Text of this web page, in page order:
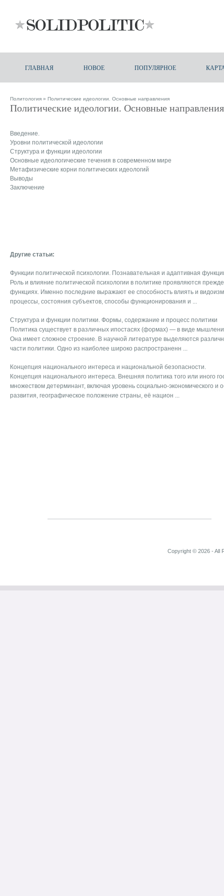
ГЛАВНАЯ НОВОЕ ПОПУЛЯРНОЕ
Политология » Политические идеологии. Основные направления
Политические идеологии. Основные направления
Введение.
Уровни политической идеологии
Структура и функции идеологии
Основные идеологические течения в современном мире
Метафизические корни политических идеологий
Выводы
Заключение
Другие статьи:
Функции политической психологии. Познавательная и адаптивная
Роль и влияние политической психологии в политике проявляются
функциях. Именно последние выражают ее способность влиять и
процессы, состояния субъектов, способы функционирования и ...
Структура и функции политики. Формы, содержание и процесс политики
Политика существует в различных ипостасях (формах) — в виде
Она имеет сложное строение. В научной литературе выделяются
части политики. Одно из наиболее широко распространенн ...
Концепция национального интереса и национальной безопасности.
Концепция национального интереса. Внешняя политика того или иного
множеством детерминант, включая уровень социально-экономического и
развития, географическое положение страны, её национ ...
Copyright © 2026 - All